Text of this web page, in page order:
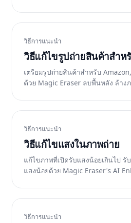
วิธีการแนะนำ
วิธีแก้ไขรูปถ่ายสินค้าสำห
เตรียมรูปถ่ายสินค้าสำหรับ
ด้วย Magic Eraser ลบพื้นหลัง ล้าง
วิธีการแนะนำ
วิธีแก้ไขแสงในภาพถ่าย
แก้ไขภาพที่เปิดรับแสงน้อยเกินไป รั
แสงน้อยด้วย Magic Eraser's AI
วิธีการแนะนำ